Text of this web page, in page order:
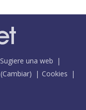
Sugiere una web
(Cambiar)
Cookies